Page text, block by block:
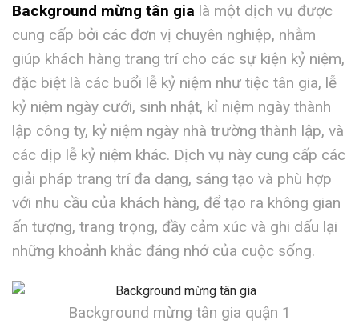
Background mừng tân gia là một dịch vụ được
cung cấp bởi các đơn vị chuyên nghiệp, nhằm
giúp khách hàng trang trí cho các sự kiện kỷ niệm,
đặc biệt là các buổi lễ kỷ niệm như tiệc tân gia, lễ
kỷ niệm ngày cưới, sinh nhật, kỉ niệm ngày thành
lập công ty, kỷ niệm ngày nhà trường thành lập, và
các dịp lễ kỷ niệm khác. Dịch vụ này cung cấp các
giải pháp trang trí đa dạng, sáng tạo và phù hợp
với nhu cầu của khách hàng, để tạo ra không gian
ấn tượng, trang trọng, đầy cảm xúc và ghi dấu lại
những khoảnh khắc đáng nhớ của cuộc sống.
Background mừng tân gia quận 1